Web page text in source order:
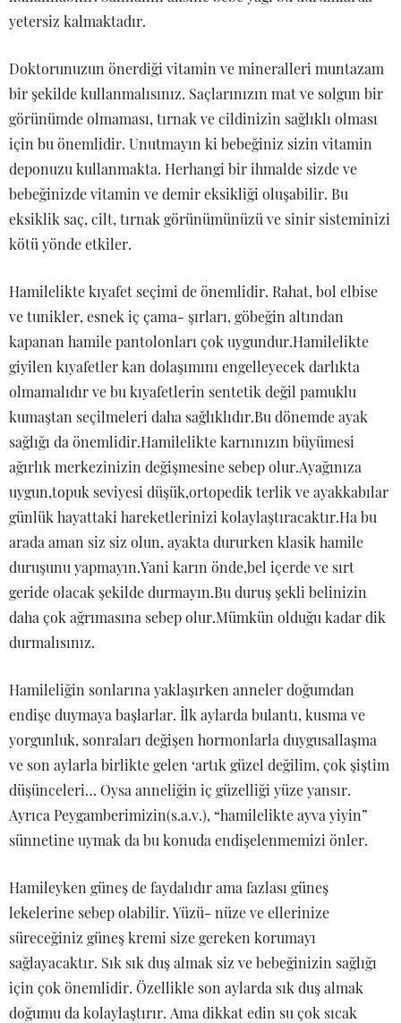
yetersiz kalmaktadır.
Doktorunuzun önerdiği vitamin ve mineralleri muntazam
bir şekilde kullanmalısınız. Saçlarınızın mat ve solgun bir
görünümde olmaması, tırnak ve cildinizin sağlıklı olması
için bu önemlidir. Unutmayın ki bebeğiniz sizin vitamin
deponuzu kullanmakta. Herhangi bir ihmalde sizde ve
bebeğinizde vitamin ve demir eksikliği oluşabilir. Bu
eksiklik saç, cilt, tırnak görünümünüzü ve sinir sisteminizi
kötü yönde etkiler.
Hamilelikte kıyafet seçimi de önemlidir. Rahat, bol elbise
ve tunikler, esnek iç çama- şırları, göbeğin altından
kapanan hamile pantolonları çok uygundur.Hamilelikte
giyilen kıyafetler kan dolaşımını engelleyecek darlıkta
olmamalıdır ve bu kıyafetlerin sentetik değil pamuklu
kumaştan seçilmeleri daha sağlıklıdır.Bu dönemde ayak
sağlığı da önemlidir.Hamilelikte karnınızın büyümesi
ağırlık merkezinizin değişmesine sebep olur.Ayağınıza
uygun,topuk seviyesi düşük,ortopedik terlik ve ayakkabılar
günlük hayattaki hareketlerinizi kolaylaştıracaktır.Ha bu
arada aman siz siz olun, ayakta dururken klasik hamile
duruşunu yapmayın.Yani karın önde,bel içerde ve sırt
geride olacak şekilde durmayın.Bu duruş şekli belinizin
daha çok ağrımasına sebep olur.Mümkün olduğu kadar dik
durmalısınız.
Hamileliğin sonlarına yaklaşırken anneler doğumdan
endişe duymaya başlarlar. İlk aylarda bulantı, kusma ve
yorgunluk, sonraları değişen hormonlarla duygusallaşma
ve son aylarla birlikte gelen ‘artık güzel değilim, çok şiştim
düşünceleri… Oysa anneliğin iç güzelliği yüze yansır.
Ayrıca Peygamberimizin(s.a.v.), “hamilelikte ayva yiyin”
sünnetine uymak da bu konuda endişelenmemizi önler.
Hamileyken güneş de faydalıdır ama fazlası güneş
lekelerine sebep olabilir. Yüzü- nüze ve ellerinize
süreceğiniz güneş kremi size gereken korumayı
sağlayacaktır. Sık sık duş almak siz ve bebeğinizin sağlığı
için çok önemlidir. Özellikle son aylarda sık duş almak
doğumu da kolaylaştırır. Ama dikkat edin su çok sıcak